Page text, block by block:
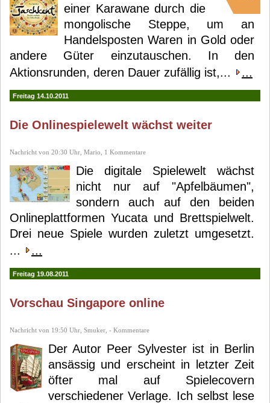
einer Karawane durch die
mongolische Steppe, um an
Handelsposten Waren in Gold oder
andere Güter einzutauschen. In den
Aktionsrunden, deren Dauer zufällig ist,...
...
Freitag 14.10.2011
Die Onlinespielewelt wächst weiter
Nachricht von 20:30 Uhr, Mario, 1 Kommentare
Die digitale Spielewelt wächst
nicht nur auf "Apfelbäumen",
sondern auch auf den beiden
Onlineplattformen Yucata und Brettspielwelt.
Drei neue Spiele wurden zuletzt umgesetzt.
...
...
Freitag 19.08.2011
Vorschau Singapore online
Nachricht von 19:50 Uhr, Smuker, - Kommentare
Der Autor Peer Sylvester ist in Berlin
ansässig und erscheint in letzter Zeit
öfter mal auf Spielecovern
verschiedener Verlage. Ich selbst lese